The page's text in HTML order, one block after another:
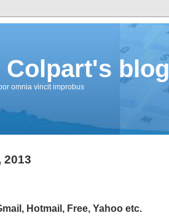
Colpart's blog
omnia vincit improbus
2013
Hotmail, Free, Yahoo etc.